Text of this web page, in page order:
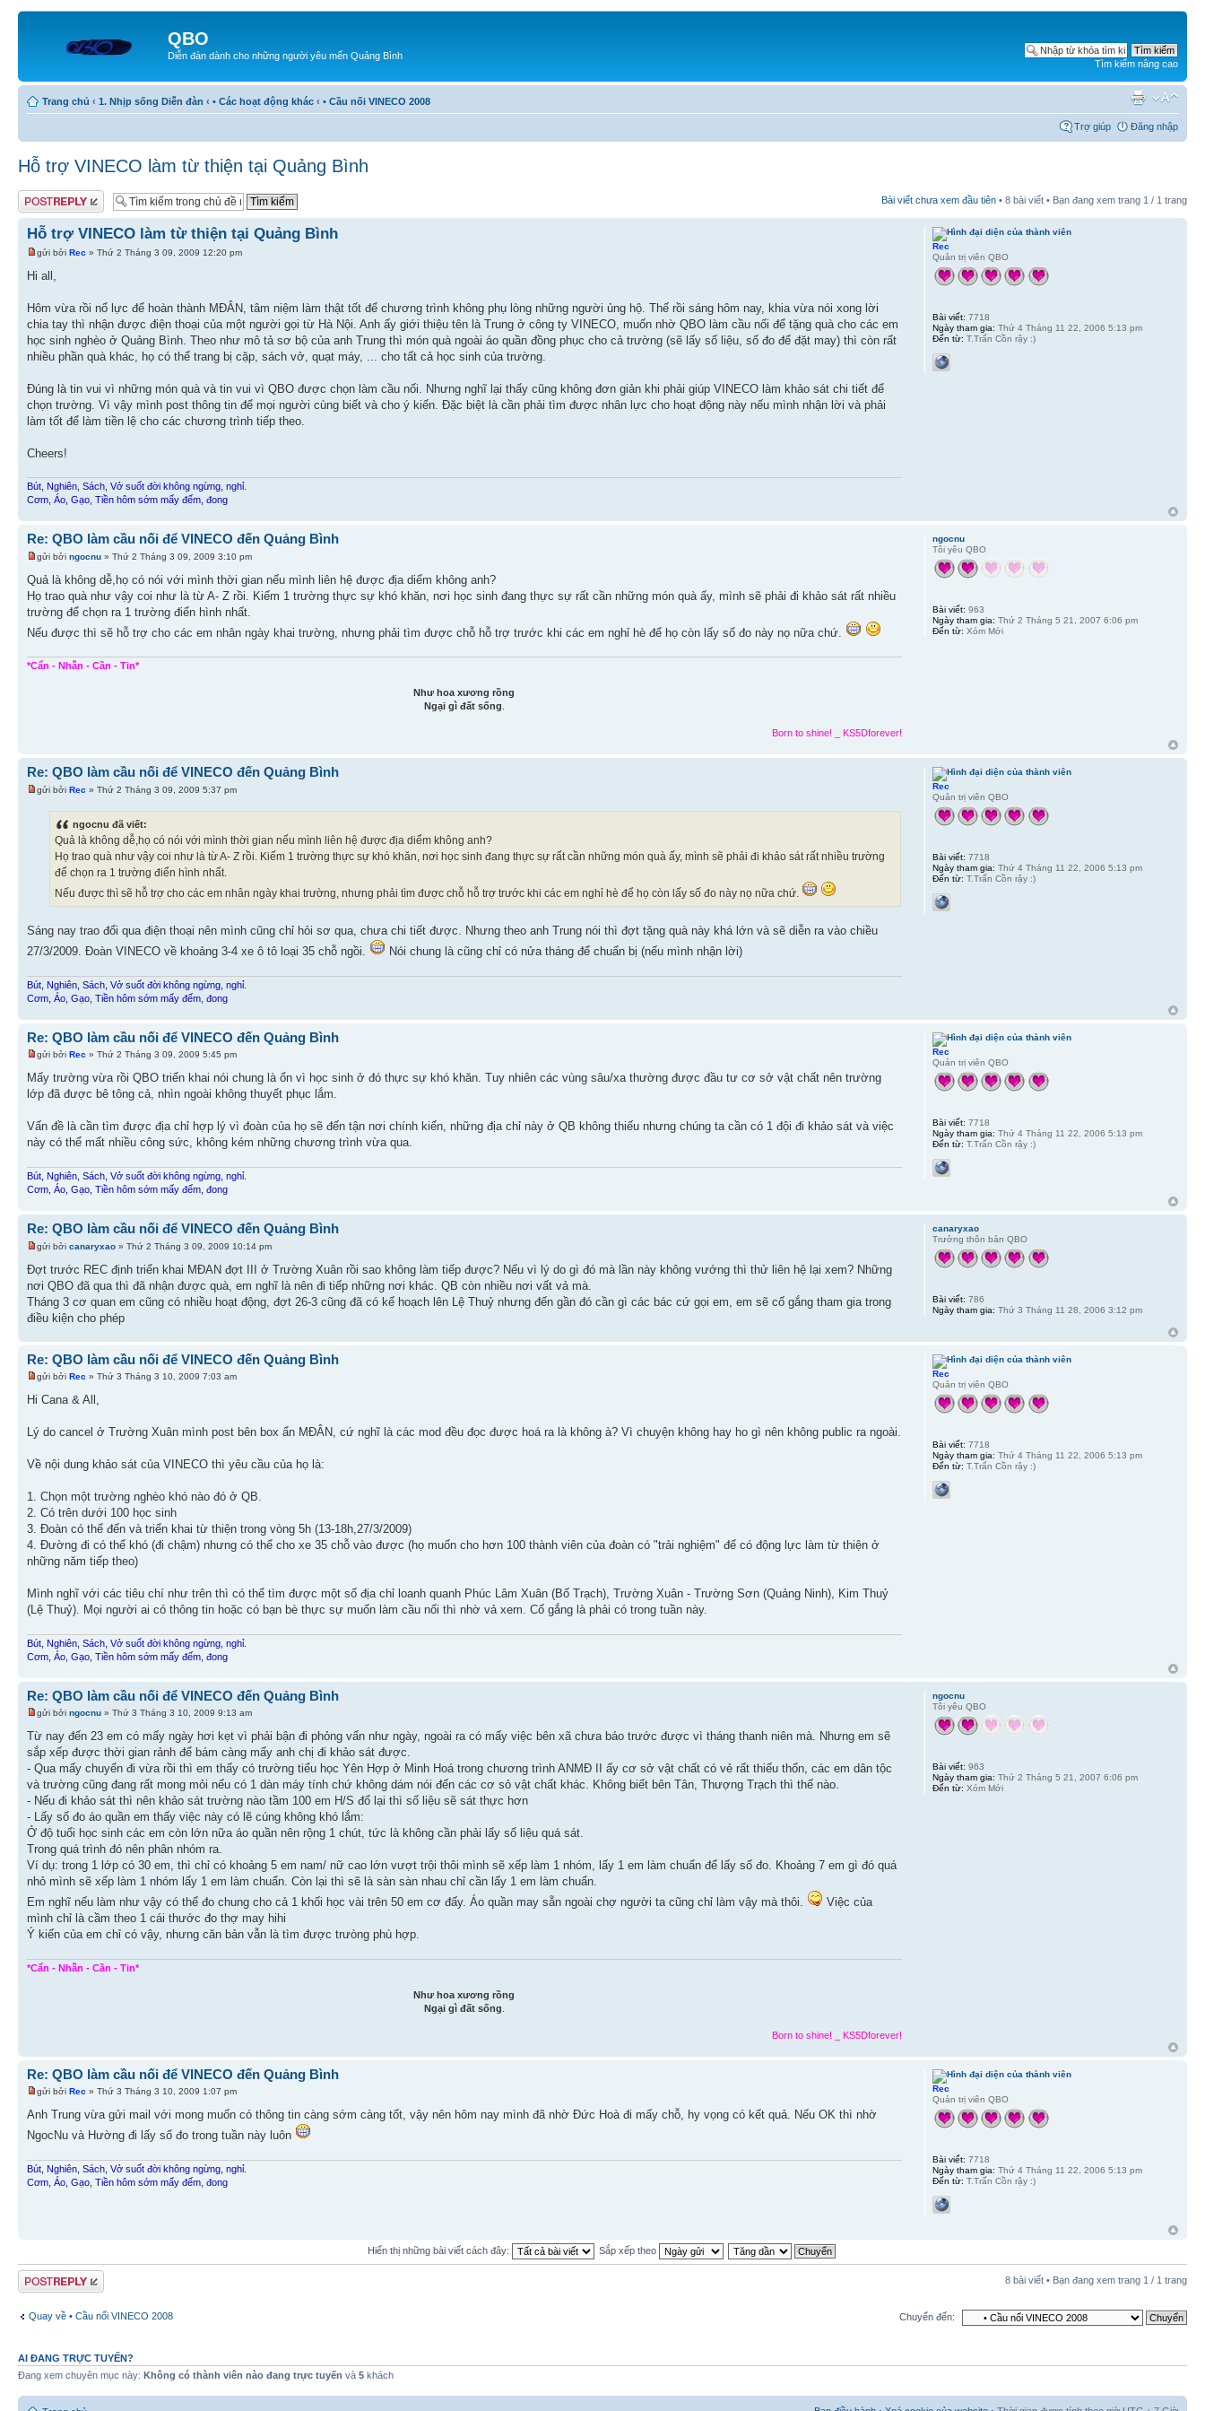
QBO
Diễn đàn dành cho những người yêu mến Quảng Bình
Tìm kiếm nâng cao
Trang chủ ‹ 1. Nhịp sống Diễn đàn ‹ • Các hoạt động khác ‹ • Cầu nối VINECO 2008
Trợ giúp Đăng nhập
Hỗ trợ VINECO làm từ thiện tại Quảng Bình
Gửi bài trả lời Bài viết chưa xem đầu tiên • 8 bài viết • Bạn đang xem trang 1 / 1 trang
Hỗ trợ VINECO làm từ thiện tại Quảng Bình
gửi bởi Rec » Thứ 2 Tháng 3 09, 2009 12:20 pm
Hi all,
Hôm vừa rồi nổ lực để hoàn thành MĐÂN, tâm niệm làm thật tốt để chương trình không phụ lòng những người ủng hộ. Thế rồi sáng hôm nay, khia vừa nói xong lời
chia tay thì nhận được điện thoại của một người gọi từ Hà Nội. Anh ấy giới thiệu tên là Trung ở công ty VINECO, muốn nhờ QBO làm cầu nối để tặng quà cho các em
học sinh nghèo ở Quảng Bình. Theo như mô tả sơ bộ của anh Trung thì món quà ngoài áo quần đồng phục cho cả trường (sẽ lấy số liệu, số đo để đặt may) thì còn rất
nhiều phần quà khác, họ có thể trang bị cặp, sách vở, quạt máy, ... cho tất cả học sinh của trường.
Đúng là tin vui vì những món quà và tin vui vì QBO được chọn làm cầu nối. Nhưng nghĩ lại thấy cũng không đơn giản khi phải giúp VINECO làm khảo sát chi tiết để
chọn trường. Vì vậy mình post thông tin để mọi người cùng biết và cho ý kiến. Đặc biệt là cần phải tìm được nhân lực cho hoạt động này nếu mình nhận lời và phải
làm tốt để làm tiền lệ cho các chương trình tiếp theo.
Cheers!
Bút, Nghiên, Sách, Vở suốt đời không ngừng, nghỉ.
Cơm, Áo, Gạo, Tiền hôm sớm mấy đếm, đong
Rec
Quản trị viên QBO
Bài viết: 7718
Ngày tham gia: Thứ 4 Tháng 11 22, 2006 5:13 pm
Đến từ: T.Trấn Cồn rậy :)
Re: QBO làm cầu nối để VINECO đến Quảng Bình
gửi bởi ngocnu » Thứ 2 Tháng 3 09, 2009 3:10 pm
Quả là không dễ,họ có nói với mình thời gian nếu mình liên hệ được địa diểm không anh?
Họ trao quà như vậy coi như là từ A- Z rồi. Kiếm 1 trường thực sự khó khăn, nơi học sinh đang thực sự rất cần những món quà ấy, mình sẽ phải đi khảo sát rất nhiều
trường để chọn ra 1 trường điển hình nhất.
Nếu được thì sẽ hỗ trợ cho các em nhân ngày khai trường, nhưng phải tìm được chỗ hỗ trợ trước khi các em nghỉ hè để họ còn lấy số đo này nọ nữa chứ.
*Cẩn - Nhẫn - Cần - Tin*
Như hoa xương rồng
Ngại gì đất sống.
Born to shine! _ KS5Dforever!
ngocnu
Tôi yêu QBO
Bài viết: 963
Ngày tham gia: Thứ 2 Tháng 5 21, 2007 6:06 pm
Đến từ: Xóm Mới
Re: QBO làm cầu nối để VINECO đến Quảng Bình
gửi bởi Rec » Thứ 2 Tháng 3 09, 2009 5:37 pm
ngocnu đã viết:
Quả là không dễ,họ có nói với mình thời gian nếu mình liên hệ được địa diểm không anh?
Họ trao quà như vậy coi như là từ A- Z rồi. Kiếm 1 trường thực sự khó khăn, nơi học sinh đang thực sự rất cần những món quà ấy, mình sẽ phải đi khảo sát rất nhiều trường
để chọn ra 1 trường điển hình nhất.
Nếu được thì sẽ hỗ trợ cho các em nhân ngày khai trường, nhưng phải tìm được chỗ hỗ trợ trước khi các em nghỉ hè để họ còn lấy số đo này nọ nữa chứ.
Sáng nay trao đổi qua điện thoại nên mình cũng chỉ hỏi sơ qua, chưa chi tiết được. Nhưng theo anh Trung nói thì đợt tặng quà này khá lớn và sẽ diễn ra vào chiều
27/3/2009. Đoàn VINECO về khoảng 3-4 xe ô tô loại 35 chỗ ngồi.
Nói chung là cũng chỉ có nửa tháng để chuẩn bị (nếu mình nhận lời)
Bút, Nghiên, Sách, Vở suốt đời không ngừng, nghỉ.
Cơm, Áo, Gạo, Tiền hôm sớm mấy đếm, đong
Rec
Quản trị viên QBO
Bài viết: 7718
Ngày tham gia: Thứ 4 Tháng 11 22, 2006 5:13 pm
Đến từ: T.Trấn Cồn rậy :)
Re: QBO làm cầu nối để VINECO đến Quảng Bình
gửi bởi Rec » Thứ 2 Tháng 3 09, 2009 5:45 pm
Mấy trường vừa rồi QBO triển khai nói chung là ổn vì học sinh ở đó thực sự khó khăn. Tuy nhiên các vùng sâu/xa thường được đầu tư cơ sở vật chất nên trường
lớp đã được bê tông cả, nhìn ngoài không thuyết phục lắm.
Vấn đề là cần tìm được địa chỉ hợp lý vì đoàn của họ sẽ đến tận nơi chính kiến, những địa chỉ này ở QB không thiếu nhưng chúng ta cần có 1 đội đi khảo sát và việc
này có thể mất nhiều công sức, không kém những chương trình vừa qua.
Bút, Nghiên, Sách, Vở suốt đời không ngừng, nghỉ.
Cơm, Áo, Gạo, Tiền hôm sớm mấy đếm, đong
Rec
Quản trị viên QBO
Bài viết: 7718
Ngày tham gia: Thứ 4 Tháng 11 22, 2006 5:13 pm
Đến từ: T.Trấn Cồn rậy :)
Re: QBO làm cầu nối để VINECO đến Quảng Bình
gửi bởi canaryxao » Thứ 2 Tháng 3 09, 2009 10:14 pm
Đợt trước REC định triển khai MĐAN đợt III ở Trường Xuân rồi sao không làm tiếp được? Nếu vì lý do gì đó mà lần này không vướng thì thử liên hệ lại xem? Những
nơi QBO đã qua thì đã nhận được quà, em nghĩ là nên đi tiếp những nơi khác. QB còn nhiều nơi vất vả mà.
Tháng 3 cơ quan em cũng có nhiều hoạt động, đợt 26-3 cũng đã có kế hoạch lên Lệ Thuỷ nhưng đến gần đó cần gì các bác cứ gọi em, em sẽ cố gắng tham gia trong
điều kiện cho phép
canaryxao
Trưởng thôn bản QBO
Bài viết: 786
Ngày tham gia: Thứ 3 Tháng 11 28, 2006 3:12 pm
Re: QBO làm cầu nối để VINECO đến Quảng Bình
gửi bởi Rec » Thứ 3 Tháng 3 10, 2009 7:03 am
Hi Cana & All,
Lý do cancel ở Trường Xuân mình post bên box ẩn MĐÂN, cứ nghĩ là các mod đều đọc được hoá ra là không à? Vì chuyện không hay ho gì nên không public ra ngoài.
Về nội dung khảo sát của VINECO thì yêu cầu của họ là:
1. Chọn một trường nghèo khó nào đó ở QB.
2. Có trên dưới 100 học sinh
3. Đoàn có thể đến và triển khai từ thiện trong vòng 5h (13-18h,27/3/2009)
4. Đường đi có thể khó (đi chậm) nhưng có thể cho xe 35 chỗ vào được (họ muốn cho hơn 100 thành viên của đoàn có "trải nghiệm" để có động lực làm từ thiện ở
những năm tiếp theo)
Mình nghĩ với các tiêu chí như trên thì có thể tìm được một số địa chỉ loanh quanh Phúc Lâm Xuân (Bố Trạch), Trường Xuân - Trường Sơn (Quảng Ninh), Kim Thuỷ
(Lệ Thuỷ). Mọi người ai có thông tin hoặc có bạn bè thực sự muốn làm cầu nối thì nhờ vả xem. Cố gắng là phải có trong tuần này.
Bút, Nghiên, Sách, Vở suốt đời không ngừng, nghỉ.
Cơm, Áo, Gạo, Tiền hôm sớm mấy đếm, đong
Rec
Quản trị viên QBO
Bài viết: 7718
Ngày tham gia: Thứ 4 Tháng 11 22, 2006 5:13 pm
Đến từ: T.Trấn Cồn rậy :)
Re: QBO làm cầu nối để VINECO đến Quảng Bình
gửi bởi ngocnu » Thứ 3 Tháng 3 10, 2009 9:13 am
Từ nay đến 23 em có mấy ngày hơi kẹt vì phải bận đi phỏng vấn như ngày, ngoài ra có mấy việc bên xã chưa báo trước được vì tháng thanh niên mà. Nhưng em sẽ
sắp xếp được thời gian rảnh để bám càng mấy anh chị đi khảo sát được.
- Qua mấy chuyến đi vừa rồi thì em thấy có trường tiểu học Yên Hợp ở Minh Hoá trong chương trình ANMĐ II ấy cơ sở vật chất có vẻ rất thiếu thốn, các em dân tộc
và trường cũng đang rất mong mỏi nếu có 1 dàn máy tính chứ không dám nói đến các cơ sỏ vật chất khác. Không biết bên Tân, Thượng Trạch thì thế nào.
- Nếu đi khảo sát thì nên khảo sát trường nào tầm 100 em H/S đổ lại thì số liệu sẽ sát thực hơn
- Lấy số đo áo quần em thấy việc này có lẽ cúng không khó lắm:
Ở độ tuổi học sinh các em còn lớn nữa áo quần nên rộng 1 chút, tức là không cần phải lấy số liệu quá sát.
Trong quá trình đó nên phân nhóm ra.
Ví dụ: trong 1 lớp có 30 em, thì chỉ có khoảng 5 em nam/ nữ cao lớn vượt trội thôi mình sẽ xếp làm 1 nhóm, lấy 1 em làm chuẩn để lấy số đo. Khoảng 7 em gì đó quá
nhỏ mình sẽ xếp làm 1 nhóm lấy 1 em làm chuẩn. Còn lại thì sẽ là sàn sàn nhau chỉ cần lấy 1 em làm chuẩn.
Em nghĩ nếu làm như vậy có thể đo chung cho cả 1 khối học vài trên 50 em cơ đấy. Áo quần may sẵn ngoài chợ người ta cũng chỉ làm vậy mà thôi.
Việc của
mình chỉ là cầm theo 1 cái thước đo thợ may hihi
Ý kiến của em chỉ có vậy, nhưng căn bản vẫn là tìm được trưòng phù hợp.
*Cẩn - Nhẫn - Cần - Tin*
Như hoa xương rồng
Ngại gì đất sống
Born to shine! _ KS5Dforever!
ngocnu
Tôi yêu QBO
Bài viết: 963
Ngày tham gia: Thứ 2 Tháng 5 21, 2007 6:06 pm
Đến từ: Xóm Mới
Re: QBO làm cầu nối để VINECO đến Quảng Bình
gửi bởi Rec » Thứ 3 Tháng 3 10, 2009 1:07 pm
Anh Trung vừa gửi mail với mong muốn có thông tin càng sớm càng tốt, vậy nên hôm nay mình đã nhờ Đức Hoà đi mấy chỗ, hy vọng có kết quả. Nếu OK thì nhờ
NgocNu và Hường đi lấy số đo trong tuần này luôn
Bút, Nghiên, Sách, Vở suốt đời không ngừng, nghỉ.
Cơm, Áo, Gạo, Tiền hôm sớm mấy đếm, đong
Rec
Quản trị viên QBO
Bài viết: 7718
Ngày tham gia: Thứ 4 Tháng 11 22, 2006 5:13 pm
Đến từ: T.Trấn Cồn rậy :)
Hiển thị những bài viết cách đây: Sắp xếp theo
Gửi bài trả lời 8 bài viết • Bạn đang xem trang 1 / 1 trang
Quay về • Cầu nối VINECO 2008 Chuyển đến:
AI ĐANG TRỰC TUYẾN?
Đang xem chuyên mục này: Không có thành viên nào đang trực tuyến và 5 khách